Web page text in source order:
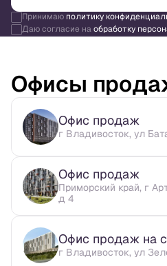
Принимаю политику
Даю согласие наобработку
Офисы
Офис продаж
г Владивосток, ул
Офис продаж
Приморский край, г
д 4
Офис продаж на
г Владивосток, ул